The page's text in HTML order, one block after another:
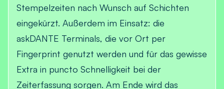
Stempelzeiten nach Wunsch auf Schichten
eingekürzt. Außerdem im Einsatz: die
askDANTE Terminals, die vor Ort per
Fingerprint genutzt werden und für das gewisse
Extra in puncto Schnelligkeit bei der
Zeiterfassung sorgen. Am Ende wird das